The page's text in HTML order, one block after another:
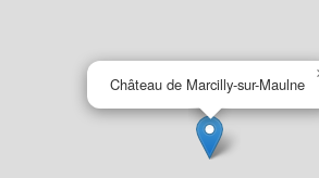
Château de Marcilly-sur-Maulne